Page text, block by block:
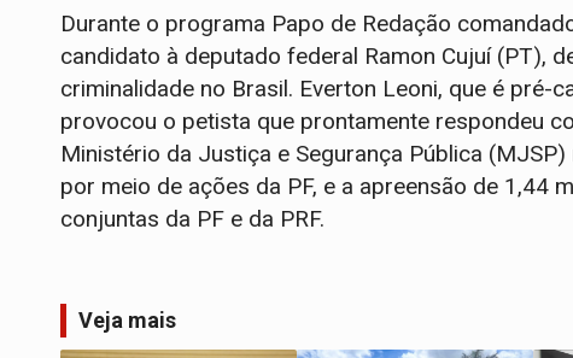
Durante o programa Papo de Redação
candidato à deputado federal Ramon Cujuí (PT),
criminalidade no Brasil. Everton Leoni, que é pré-
provocou o petista que prontamente respondeu
Ministério da Justiça e Segurança Pública
por meio de ações da PF, e a apreensão de 1,44
conjuntas da PF e da PRF.
Veja mais